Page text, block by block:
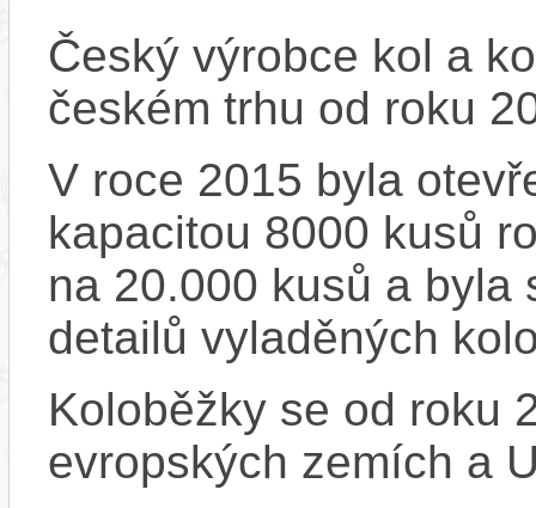
Český výrobce kol a
českém trhu od roku
V roce 2015 byla
kapacitou 8000 kusů
na 20.000 kusů a byla
detailů vyladěných
Koloběžky se od roku
evropských zemích a